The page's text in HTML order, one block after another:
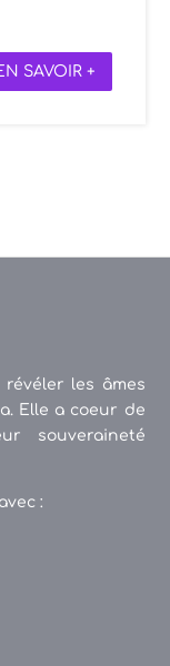
SAVOIR +
révéler les âmes
Elle a coeur de
souveraineté
: